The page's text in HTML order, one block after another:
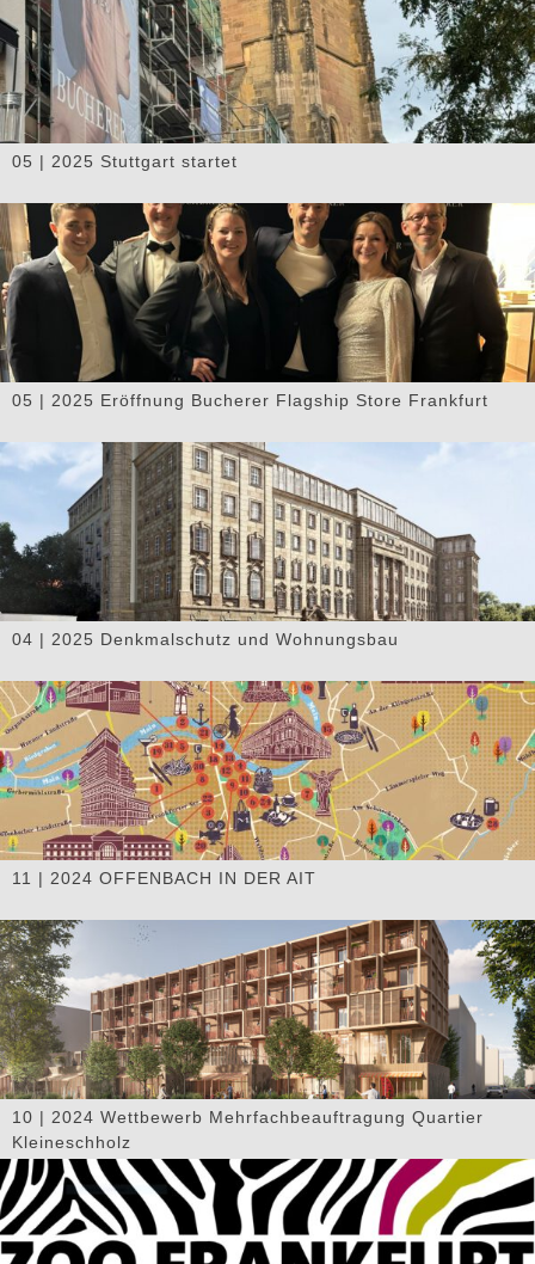
05 | 2025 Stuttgart startet
05 | 2025 Eröffnung Bucherer Flagship Store Frankfurt
04 | 2025 Denkmalschutz und Wohnungsbau
11 | 2024 OFFENBACH IN DER AIT
10 | 2024 Wettbewerb Mehrfachbeauftragung Quartier
Kleineschholz